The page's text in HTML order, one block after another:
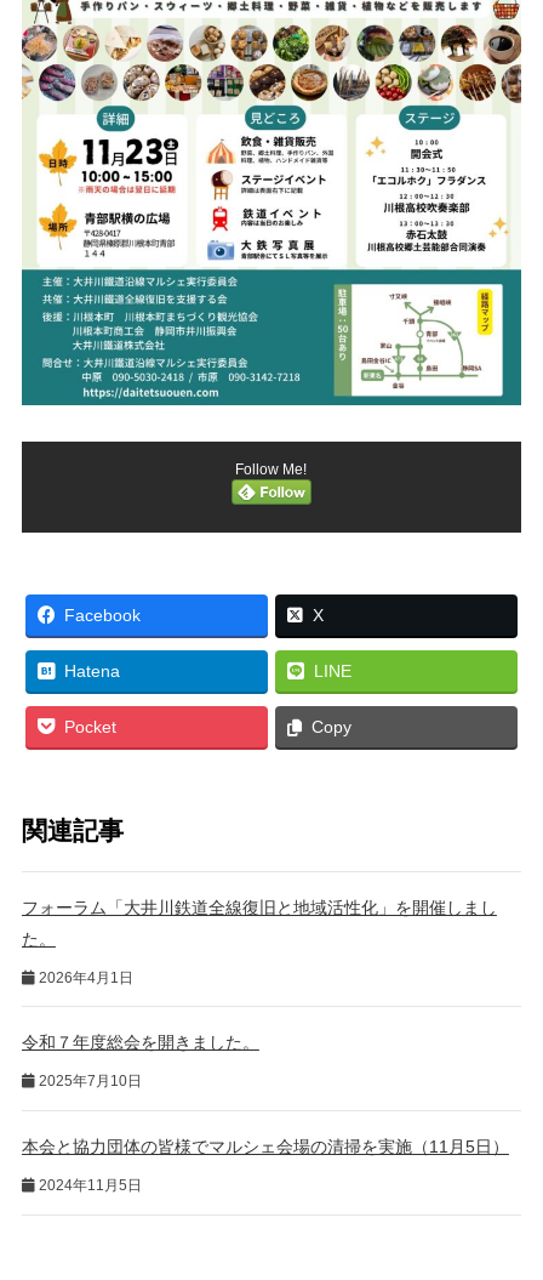
Follow Me!
Facebook X
Hatena LINE
Pocket Copy
関連記事
フォーラム「大井川鉄道全線復旧と地域活性化」を開催しまし
た。
2026年4月1日
令和７年度総会を開きました。
2025年7月10日
本会と協力団体の皆様でマルシェ会場の清掃を実施（11月5日）
2024年11月5日